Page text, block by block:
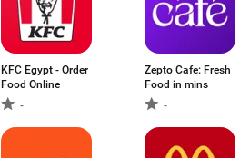
KFC Egypt - Order
Food Online
-
Zepto Cafe: Fresh
Food in mins
-